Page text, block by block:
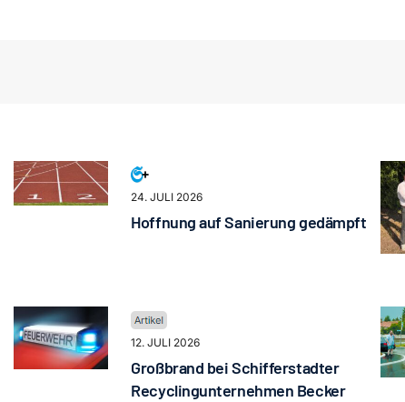
24. JULI 2026
Hoffnung auf Sanierung gedämpft
12. JULI 2026
Großbrand bei Schifferstadter
Recyclingunternehmen Becker